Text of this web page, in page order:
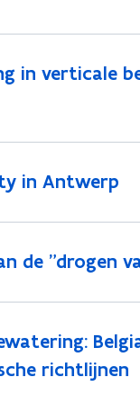
in verticale
in Antwerp
de "drogen
richtlijnen